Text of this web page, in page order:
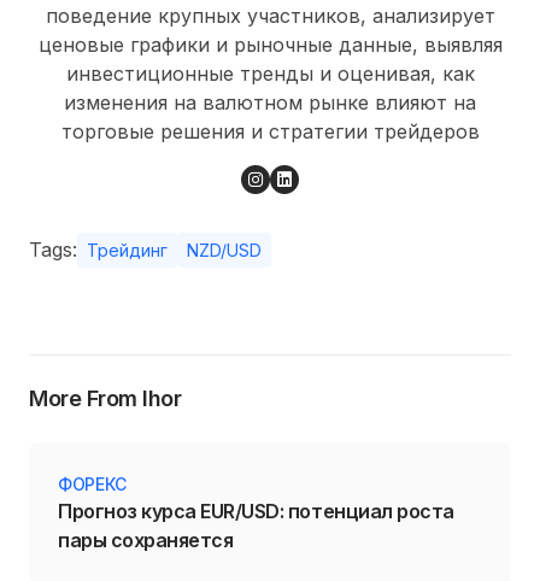
поведение крупных участников, анализирует
ценовые графики и рыночные данные, выявляя
инвестиционные тренды и оценивая, как
изменения на валютном рынке влияют на
торговые решения и стратегии трейдеров
Tags: Трейдинг NZD/USD
More From Ihor
ФОРЕКС
Прогноз курса EUR/USD: потенциал роста
пары сохраняется